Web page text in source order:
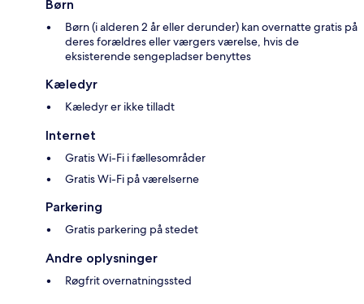
Børn
Børn (i alderen 2 år eller derunder) kan overnatte gratis på
deres forældres eller værgers værelse, hvis de
eksisterende sengepladser benyttes
Kæledyr
Kæledyr er ikke tilladt
Internet
Gratis Wi-Fi i fællesområder
Gratis Wi-Fi på værelserne
Parkering
Gratis parkering på stedet
Andre oplysninger
Røgfrit overnatningssted